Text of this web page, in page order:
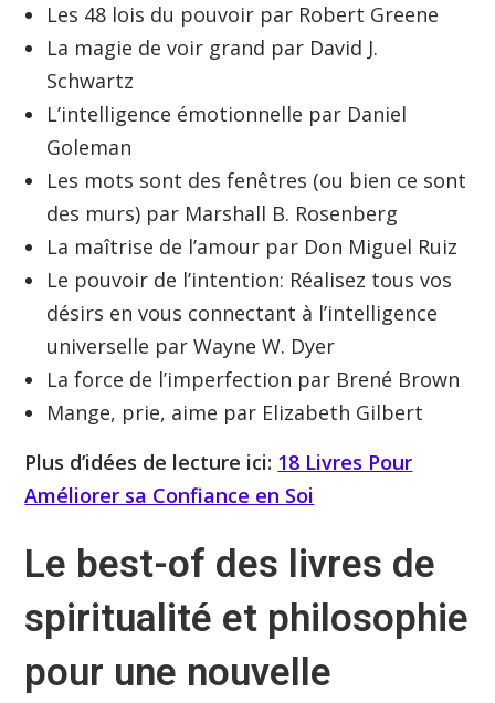
Les 48 lois du pouvoir par Robert Greene
La magie de voir grand par David J.
Schwartz
L’intelligence émotionnelle par Daniel
Goleman
Les mots sont des fenêtres (ou bien ce sont
des murs) par Marshall B. Rosenberg
La maîtrise de l’amour par Don Miguel Ruiz
Le pouvoir de l’intention: Réalisez tous vos
désirs en vous connectant à l’intelligence
universelle par Wayne W. Dyer
La force de l’imperfection par Brené Brown
Mange, prie, aime par Elizabeth Gilbert
Plus d’idées de lecture ici: 18 Livres Pour
Améliorer sa Confiance en Soi
Le best-of des livres de
spiritualité et philosophie
pour une nouvelle